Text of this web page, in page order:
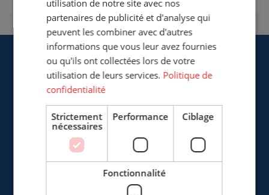
Cepro Sarl
217, Boulevard de la Liberté
F-59800 Lille
+33 (0)3 20 57 37 66
utilisation de notre site avec nos
partenaires de publicité et d'analyse qui
peuvent les combiner avec d'autres
informations que vous leur avez fournies
ou qu'ils ont collectées lors de votre
utilisation de leurs services. Politique de
confidentialité
Strictement
nécessaires
Performance Ciblage
Fonctionnalité